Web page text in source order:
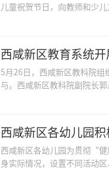
儿童祝贺节日，向教师和少
西咸新区教育系统
5月26日，西咸新区教科院
与。西咸新区教科院副院长
西咸新区各幼儿园
西咸新区各幼儿园为贯彻“
身实际情况，设置不同活动